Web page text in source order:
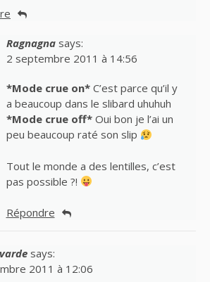
Ragnagna says:
2 septembre 2011 à 14:56
*Mode crue on*C’est parce qu’il y
a beaucoup dans le slibard uhuhuh
*Mode crue off*Oui bon je l’ai un
peu beaucoup raté son slip
Tout le monde a des lentilles, c’est
pas possible ?!
Répondre
says:
2011 à 12:06